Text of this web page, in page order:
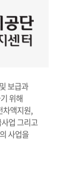
보급과
위해
차액지원,
업 그리고
사업을